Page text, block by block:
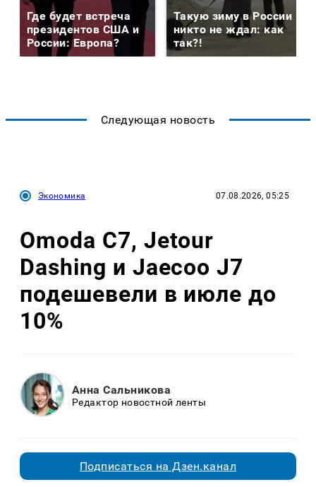
Где будет встреча
президентов США и
России: Европа?
Такую зиму в России
никто не ждал: как
так?!
Следующая новость
Экономика 07.08.2026, 05:25
Omoda C7, Jetour
Dashing и Jaecoo J7
подешевели в июле до
10%
Анна Сальникова
Редактор новостной ленты
Подписаться на Дзен.канал